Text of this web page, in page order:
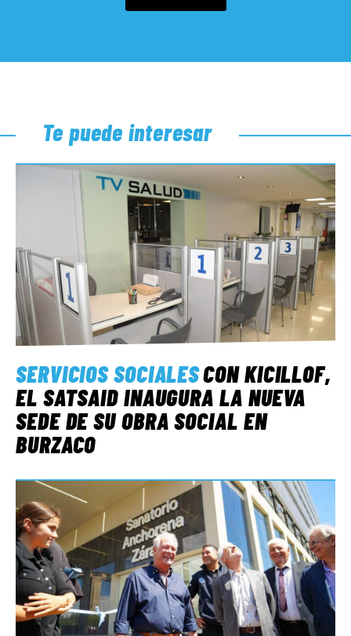
Te puede interesar
SERVICIOS SOCIALESCON KICILLOF,
EL SATSAID INAUGURA LA NUEVA
SEDE DE SU OBRA SOCIAL EN
BURZACO